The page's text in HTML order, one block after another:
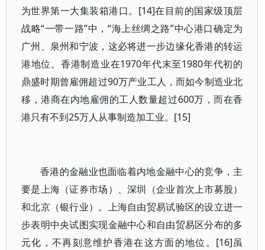
为世界第一大集装箱港口。[14]在目前的国家级顶层
战略“一带一路”中，“海上丝绸之路”中心港口确定为
广州、泉州和宁波，这必将进一步边缘化香港的转运
港地位。香港制造业在1970年代末至1980年代初的
鼎盛时期曾雇佣超过90万产业工人，而如今制造业北
移，港商在内地雇佣的工人数量超过600万，而在香
港只有不到25万人从事制造加工业。[15]
香港的金融业也面临着内地金融中心的竞争，主
要是上海（证券市场）、深圳（企业首次上市募股）
和北京（银行业）。上海自由贸易试验区的设立进一
步表明中央试图实现金融中心和自由贸易区分布的多
元化，不再刻意维护香港在这方面的地位。[16]虽